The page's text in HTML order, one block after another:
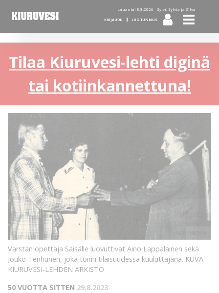
Lauantai 8.8.2026 - Sylvi, Sylvia ja Silva
KIRJAUDU LUO TUNNUS
Tilaa Kiuruvesi-lehti diginä
tai kotiinkannettuna!
Varstan opettaja Säisälle luovuttivat Aino Lappalainen sekä
Jouko Tenhunen, joka toimi tilaisuudessa kuuluttajana. KUVA:
KIURUVESI-LEHDEN ARKISTO
50 VUOTTA SITTEN 29.8.2023